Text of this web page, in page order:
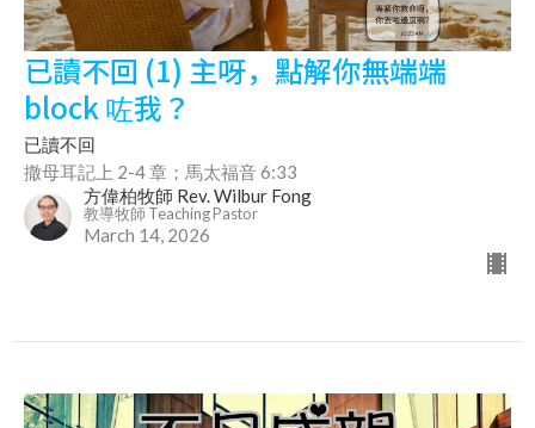
已讀不回 (1) 主呀，點解你無端端
block 咗我？
已讀不回
撒母耳記上 2-4 章；馬太福音 6:33
方偉柏牧師 Rev. Wilbur Fong
教導牧師 Teaching Pastor
March 14, 2026